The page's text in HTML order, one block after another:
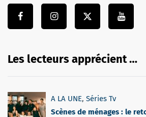
Les lecteurs apprécient …
A LA UNE, Séries Tv
Scènes de ménages : le